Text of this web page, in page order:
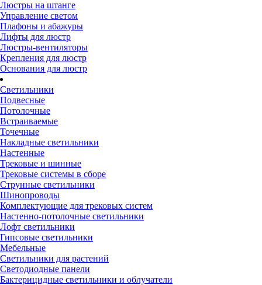
Люстры на штанге
Управление светом
Плафоны и абажуры
Лифты для люстр
Люстры-вентиляторы
Крепления для люстр
Основания для люстр
Светильники
Подвесные
Потолочные
Встраиваемые
Точечные
Накладные светильники
Настенные
Трековые и шинные
Трековые системы в сборе
Струнные светильники
Шинопроводы
Комплектующие для трековых систем
Настенно-потолочные светильники
Лофт светильники
Гипсовые светильники
Мебельные
Светильники для растений
Светодиодные панели
Бактерицидные светильники и облучатели